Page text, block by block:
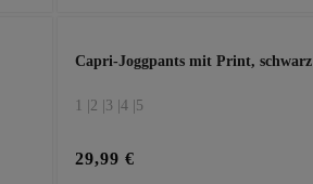
Capri-Joggpants mit Print, schwarz
1 | 2 | 3 |4 | 5
29,99 €